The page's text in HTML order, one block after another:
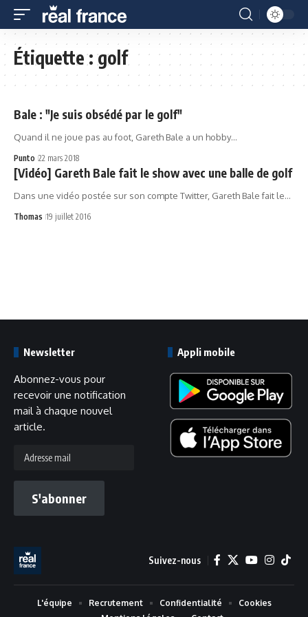
Étiquette :golf
Bale : "Je suis obsédé par le golf"
Quand il ne joue pas au foot, Gareth Bale a un hobby…
Punto 22 mars 2018
[Vidéo] Gareth Bale fait le show avec une balle de golf
Dans une vidéo postée sur son compte Twitter, Gareth Bale fait le…
Thomas 19 juillet 2016
Newsletter
Abonnez-vous pour
recevoir une notification
mail à chaque nouvel
article.
mail
S'abonner
Appli mobile
Suivez-nous
L'équipe Recrutement Confidentialité
Cookies